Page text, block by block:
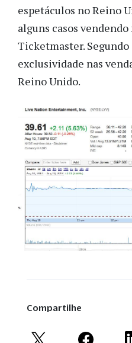
espetáculos no Reino
alguns casos
Ticketmaster. Segundo
exclusividade nas
Reino Unido.
Compartilhe